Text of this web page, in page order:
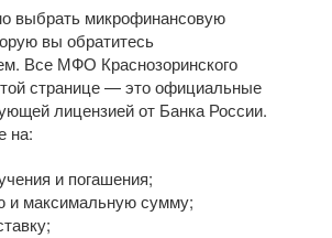
выбрать микрофинансовую
вы обратитесь
Все МФО Краснозоринского
странице — это официальные
лицензией от Банка России.
на:
и погашения;
и максимальную сумму;